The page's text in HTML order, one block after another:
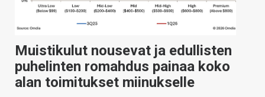
Muistikulut nousevat ja edullisten
puhelinten romahdus painaa koko
alan toimitukset miinukselle